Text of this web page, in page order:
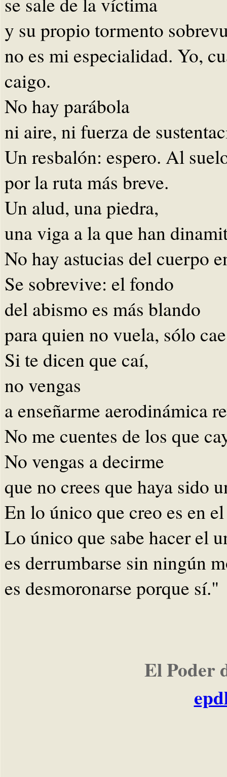
y su propio tormento
no es mi especialidad. Yo,
caigo.
No hay parábola
ni aire, ni fuerza de
Un resbalón: espero. Al
por la ruta más breve.
Un alud, una piedra,
una viga a la que han
No hay astucias del cuerpo
Se sobrevive: el fondo
del abismo es más blando
para quien no vuela, sólo
Si te dicen que caí,
no vengas
a enseñarme aerodinámica
No me cuentes de los que
No vengas a decirme
que no crees que haya sido
En lo único que creo es en
Lo único que sabe hacer el
es derrumbarse sin ningún
es desmoronarse porque sí."
El Poder